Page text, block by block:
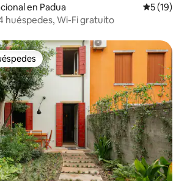
en Padua
5 (19)
huéspedes, Wi-Fi gratuito